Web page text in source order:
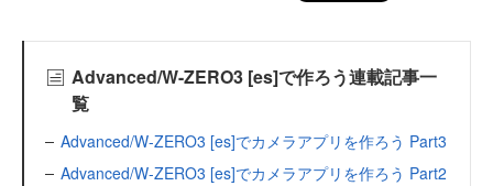
Advanced/W-ZERO3 [es]で作ろう連載記事一
覧
Advanced/W-ZERO3 [es]でカメラアプリを作ろう Part3
Advanced/W-ZERO3 [es]でカメラアプリを作ろう Part2